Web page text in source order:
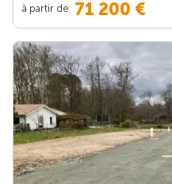
à partir de 71 200 €